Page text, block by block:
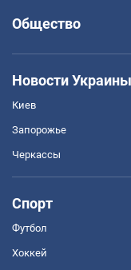
Общество
Новости Украины
Киев
Запорожье
Черкассы
Спорт
Футбол
Хоккей